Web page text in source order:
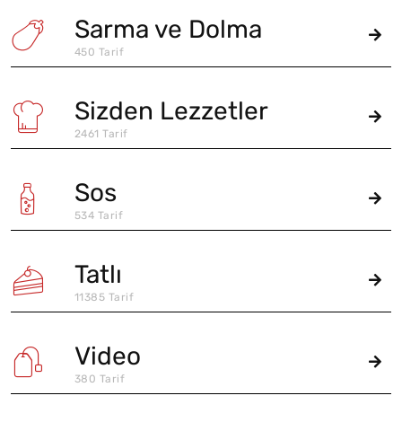
Sarma ve Dolma
450 Tarif
Sizden Lezzetler
2461 Tarif
Sos
534 Tarif
Tatlı
11385 Tarif
Video
380 Tarif